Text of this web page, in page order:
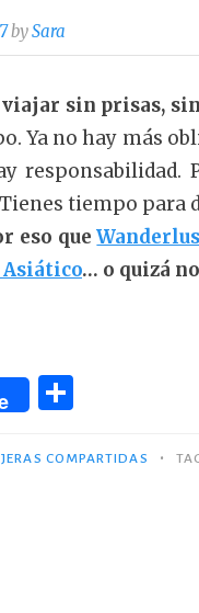
bySara
sin prisas,
Ya no hay más
tiempo
eso que
Asiático… o quizá
m
COMPARTIDAS •